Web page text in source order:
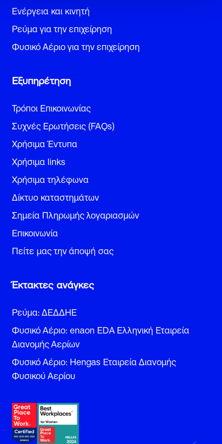
Ενέργεια και κινητή
Ρεύμα για την επιχείρηση
Φυσικό Αέριο για την επιχείρηση
Εξυπηρέτηση
Τρόποι Επικοινωνίας
Συχνές Ερωτήσεις (FAQs)
Χρήσιμα Έντυπα
Χρήσιμα links
Χρήσιμα τηλέφωνα
Δίκτυο καταστημάτων
Σημεία Πληρωμής λογαριασμών
Επικοινωνία
Πείτε μας την άποψή σας
Έκτακτες ανάγκες
Ρεύμα: ΔΕΔΔΗΕ
Φυσικό Αέριο: enaon EDA Ελληνική Εταιρεία
Διανομής Αερίων
Φυσικό Αέριο: Hengas Εταιρεία Διανομής
Φυσικού Αερίου